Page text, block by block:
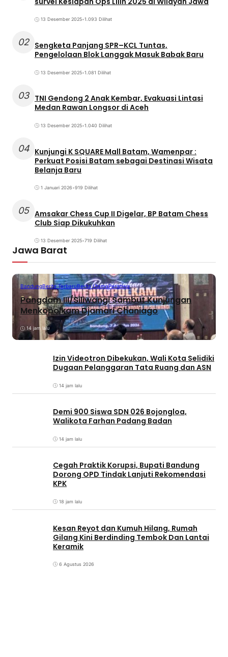
13 Desember 2025•1.093 Dilihat
02 Sengketa Panjang SPR–KCL Tuntas,
Pengelolaan Blok Langgak Masuk Babak Baru
13 Desember 2025•1.081 Dilihat
03 TNI Gendong 2 Anak Kembar, Evakuasi Lintasi
Medan Rawan Longsor di Aceh
13 Desember 2025•1.040 Dilihat
04 Kunjungi K SQUARE Mall Batam, Wamenpar :
Perkuat Posisi Batam sebagai Destinasi Wisata
Belanja Baru
1 Januari 2026•919 Dilihat
05 Amsakar Chess Cup II Digelar, BP Batam Chess
Club Siap Dikukuhkan
13 Desember 2025•719 Dilihat
Jawa Barat
BandungBerita TerbaruBerita UtamaPeristiwa
Pangdam III/Siliwangi Sambut Kunjungan
Menkopolkam Djamari Chaniago
14 jam lalu
Izin Videotron Dibekukan, Wali Kota Selidiki
Dugaan Pelanggaran Tata Ruang dan ASN
14 jam lalu
Demi 900 Siswa SDN 026 Bojongloa,
Walikota Farhan Padang Badan
14 jam lalu
Cegah Praktik Korupsi, Bupati Bandung
Dorong OPD Tindak Lanjuti Rekomendasi
KPK
18 jam lalu
Kesan Reyot dan Kumuh Hilang, Rumah
Gilang Kini Berdinding Tembok Dan Lantai
Keramik
6 Agustus 2026